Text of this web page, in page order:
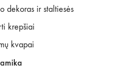
dekoras ir staltiesės
krepšiai
kvapai